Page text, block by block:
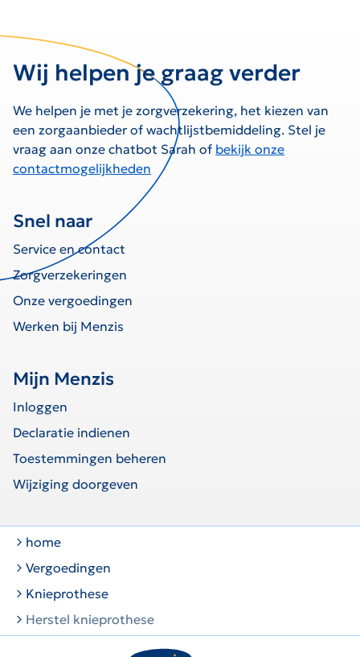
Wij helpen je graag verder
We helpen je met je zorgverzekering, het kiezen van
een zorgaanbieder of wachtlijstbemiddeling. Stel je
vraag aan onze chatbot Sarah of bekijk onze
contactmogelijkheden
Snel naar
Service en contact
Zorgverzekeringen
Onze vergoedingen
Werken bij Menzis
Mijn Menzis
Inloggen
Declaratie indienen
Toestemmingen beheren
Wijziging doorgeven
home
Vergoedingen
Knieprothese
Herstel knieprothese